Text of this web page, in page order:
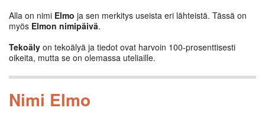
Alla on nimi Elmo ja sen merkitys useista eri lähteistä. Tässä on
myös Elmon nimipäivä.
Tekoäly on tekoälyä ja tiedot ovat harvoin 100-prosenttisesti
oikeita, mutta se on olemassa uteliaille.
Nimi Elmo